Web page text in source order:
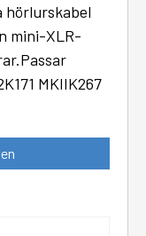
hörlurskabel
mini-XLR-
MKIIK267